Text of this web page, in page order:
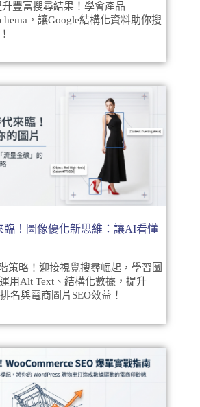
升豐富搜尋結果！學會產品
，讓Google結構化資料助你搜
臨！圖像優化新思維：讓AI看懂
策略！迎接視覺搜尋崛起，學習圖
用Alt Text、結構化數據，提升
名與電商圖片SEO效益！